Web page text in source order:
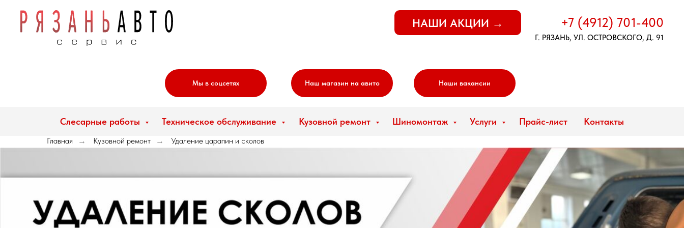
+7 (4912) 701-400
Г. РЯЗАНЬ, УЛ. ОСТРОВСКОГО, Д. 91
Мы в соцсетях Наш магазин на авито Наши вакансии
Слесарные работы Техническое обслуживание Кузовной ремонт Шиномонтаж Услуги Прайс-лист Контакты
Главная → Кузовной ремонт → Удаление царапин и сколов
НАШИ АКЦИИ →